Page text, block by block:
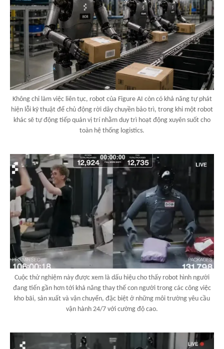
Không chỉ làm việc liên tục, robot của Figure AI còn có khả năng tự phát
hiện lỗi kỹ thuật để chủ động rời dây chuyền bảo trì, trong khi một robot
khác sẽ tự động tiếp quản vị trí nhằm duy trì hoạt động xuyên suốt cho
toàn hệ thống logistics.
Cuộc thử nghiệm này được xem là dấu hiệu cho thấy robot hình người
đang tiến gần hơn tới khả năng thay thế con người trong các công việc
kho bãi, sản xuất và vận chuyển, đặc biệt ở những môi trường yêu cầu
vận hành 24/7 với cường độ cao.